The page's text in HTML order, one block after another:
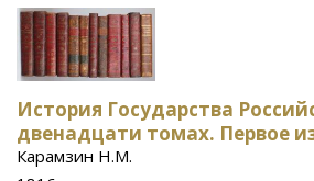
История Государства
двенадцати томах. Первое
Карамзин Н.М.